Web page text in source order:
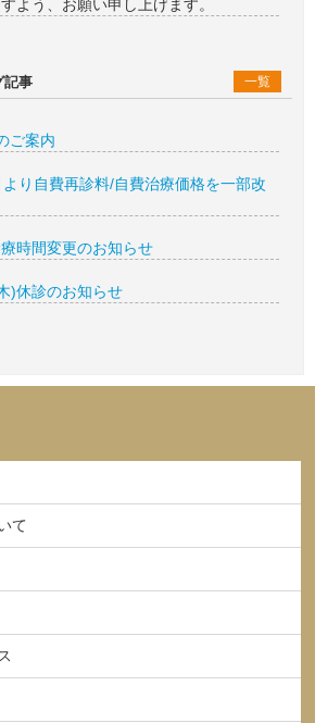
よう、お願い申し上げます。
記事 一覧
ご案内
り自費再診料/自費治療価格を一部改
時間変更のお知らせ
)休診のお知らせ
て